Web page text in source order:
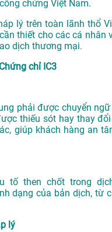
chứng Việt Nam.
lý trên toàn lãnh thổ
thiết cho các cá nhân
dịch thương mại.
chỉ IC3
phải được chuyển
thiếu sót hay thay
giúp khách hàng an
then chốt trong
dạng của bản dịch, từ
lý